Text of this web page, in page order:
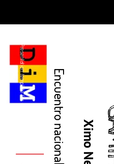
Presentation template for you VIEW THE BEST